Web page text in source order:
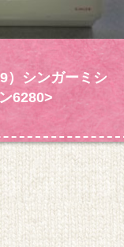
）シンガーミシ
6280>